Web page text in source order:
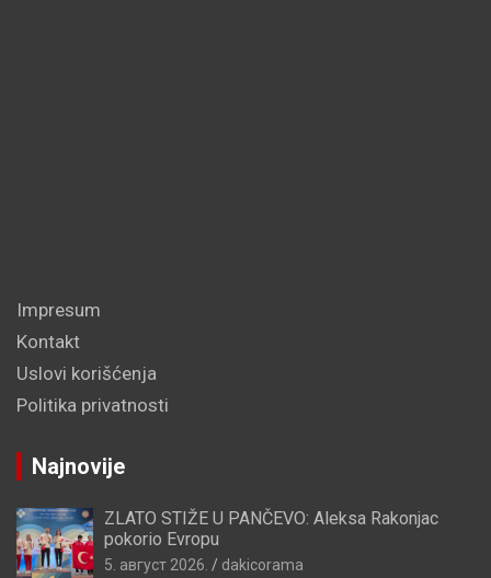
Impresum
Kontakt
Uslovi korišćenja
Politika privatnosti
Najnovije
ZLATO STIŽE U PANČEVO: Aleksa Rakonjac
pokorio Evropu
5. август 2026. dakicorama